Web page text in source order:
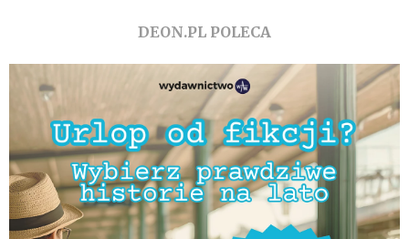
DEON.PL POLECA